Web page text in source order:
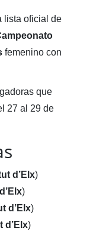
lista oficial de
femenino con
que
27 al 29 de
d’Elx)
)
d’Elx)
d’Elx)